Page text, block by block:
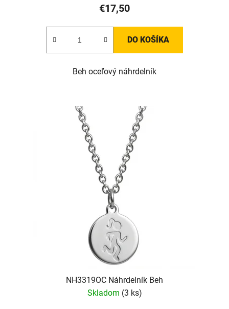
€17,50
DO KOŠÍKA
Beh oceľový náhrdelník
NH3319OC Náhrdelník Beh
Skladom (3 ks)